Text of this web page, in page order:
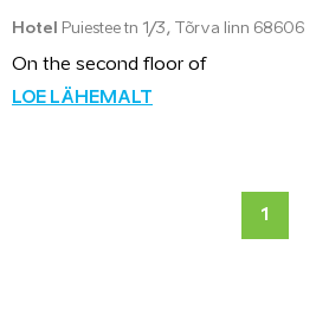
Hotel Puiestee tn 1/3, Tõrva linn 68606
On the second floor of
LOE LÄHEMALT
1